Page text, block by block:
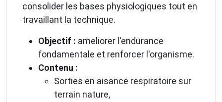
consolider les bases physiologiques tout en
travaillant la technique.
Objectif : ameliorer l'endurance
fondamentale et renforcer l'organisme.
Contenu :
Sorties en aisance respiratoire sur
terrain nature,